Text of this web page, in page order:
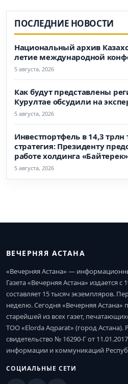
ПОСЛЕДНИЕ НОВОСТИ
Национальный архив
летие международной
5 августа, 2026
Как будут представлены
Курултае обсудили на
5 августа, 2026
Инвестпортфель в 14,3 трлн
стратегия: Президенту
работе холдинга «Байтерек»
5 августа, 2026
ВЕЧЕРНЯЯ АСТАНА
«Вечерняя Астана» —
Газета «Вечерняя Астана» издается с
составляет 15 тысяч экземпляров.
неделю. Сегодня «Вечерняя Астана»
старейшей из всех газет,
ТОО «Elorda Aqparat» (город Астана).
свидетельство № 16290-Г от
информации и коммуникаций
СОЦИАЛЬНЫЕ СЕТИ